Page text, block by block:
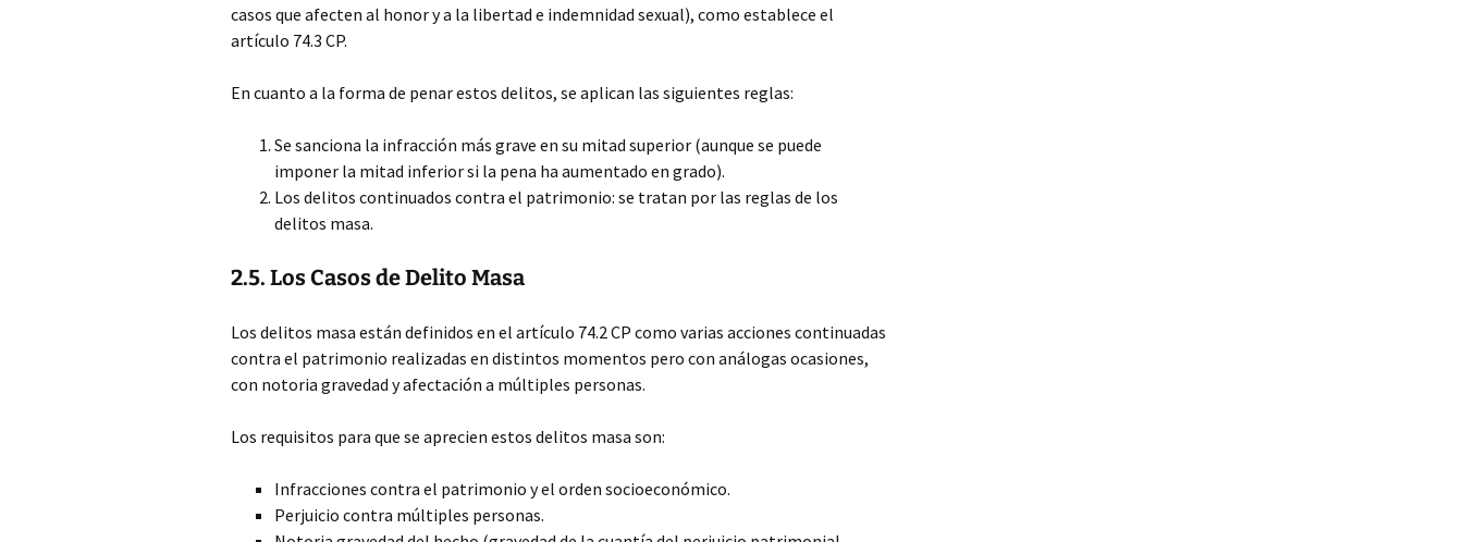
casos que afecten al honor y a la libertad e indemnidad sexual), como establece el
artículo 74.3 CP.
En cuanto a la forma de penar estos delitos, se aplican las siguientes reglas:
Se sanciona la infracción más grave en su mitad superior (aunque se puede
imponer la mitad inferior si la pena ha aumentado en grado).
Los delitos continuados contra el patrimonio: se tratan por las reglas de los
delitos masa.
2.5. Los Casos de Delito Masa
Los delitos masa están definidos en el artículo 74.2 CP como varias acciones continuadas
contra el patrimonio realizadas en distintos momentos pero con análogas ocasiones,
con notoria gravedad y afectación a múltiples personas.
Los requisitos para que se aprecien estos delitos masa son:
Infracciones contra el patrimonio y el orden socioeconómico.
Perjuicio contra múltiples personas.